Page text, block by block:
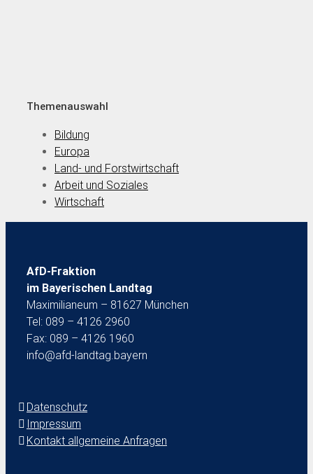
Themenauswahl
Bildung
Europa
Land- und Forstwirtschaft
Arbeit und Soziales
Wirtschaft
AfD-Fraktion
im Bayerischen Landtag
Maximilianeum – 81627 München
Tel: 089 – 4126 2960
Fax: 089 – 4126 1960
info@afd-landtag.bayern
Datenschutz
Impressum
Kontakt allgemeine Anfragen